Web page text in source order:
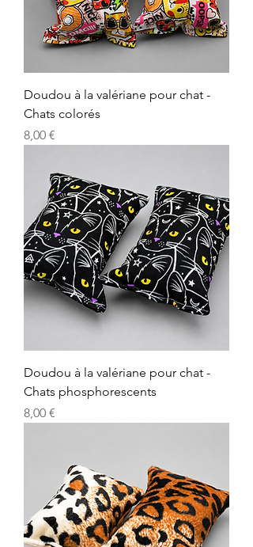
Doudou à la valériane pour chat -
Chats colorés
Precio
8,00 €
Doudou à la valériane pour chat -
Chats phosphorescents
Precio
8,00 €